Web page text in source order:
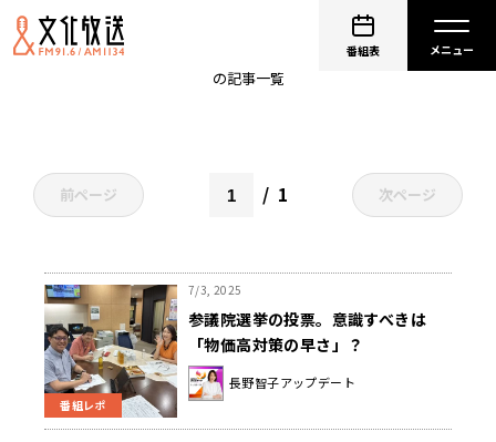
番組表
の記事一覧
前ページ 1 次ページ
番組レポ
7/3, 2025
参議院選挙の投票。意識すべきは
「物価高対策の早さ」？
長野智子アップデート